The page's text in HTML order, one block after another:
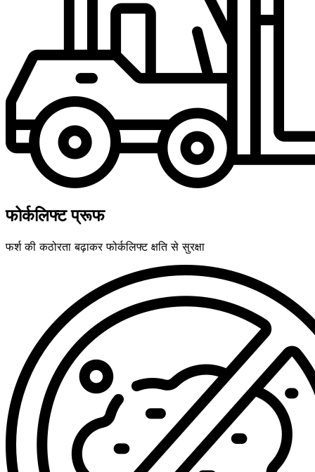
फोर्कलिफ्ट प्रूफ
फर्श की कठोरता बढ़ाकर फोर्कलिफ्ट क्षति से सुरक्षा